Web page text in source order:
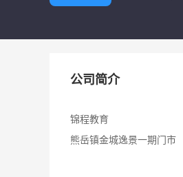
公司简介
锦程教育
熊岳镇金城逸景一期门市